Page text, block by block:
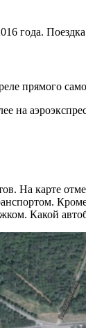
года.
прямого
на
На карте
Какой